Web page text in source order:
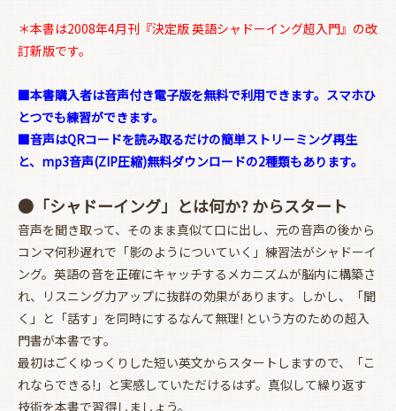
＊本書は2008年4月刊『決定版 英語シャドーイング超入門』の改
訂新版です。
■本書購入者は音声付き電子版を無料で利用できます。スマホひ
とつでも練習ができます。
■音声はQRコードを読み取るだけの簡単ストリーミング再生
と、mp3音声(ZIP圧縮)無料ダウンロードの2種類もあります。
●「シャドーイング」とは何か? からスタート
音声を聞き取って、そのまま真似て口に出し、元の音声の後から
コンマ何秒遅れで「影のようについていく」練習法がシャドーイ
ング。英語の音を正確にキャッチするメカニズムが脳内に構築さ
れ、リスニング力アップに抜群の効果があります。しかし、「聞
く」と「話す」を同時にするなんて無理! という方のための超入
門書が本書です。
最初はごくゆっくりした短い英文からスタートしますので、「こ
れならできる!」と実感していただけるはず。真似して繰り返す
技術を本書で習得しましょう。